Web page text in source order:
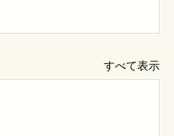
すべて表示